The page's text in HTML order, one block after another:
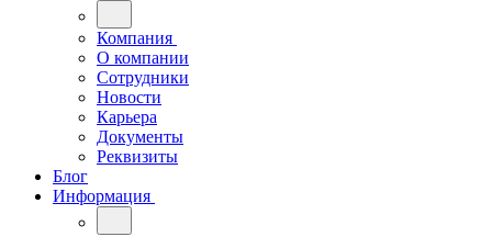
Компания
О компании
Сотрудники
Новости
Карьера
Документы
Реквизиты
Блог
Информация